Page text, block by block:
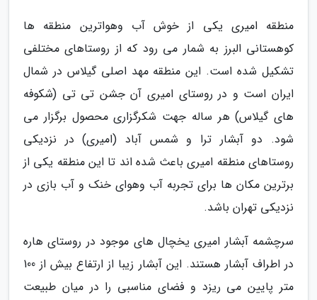
منطقه امیری یکی از خوش آب وهواترین منطقه ها
کوهستانی البرز به شمار می رود که از روستاهای مختلفی
تشکیل شده است. این منطقه مهد اصلی گیلاس در شمال
ایران است و در روستای امیری آن جشن تی تی (شکوفه
های گیلاس) هر ساله جهت شکرگزاری محصول برگزار می
شود. دو آبشار ترا و شمس آباد (امیری) در نزدیکی
روستاهای منطقه امیری باعث شده اند تا این منطقه یکی از
برترین مکان ها برای تجربه آب وهوای خنک و آب بازی در
نزدیکی تهران باشد.
سرچشمه آبشار امیری یخچال های موجود در روستای هاره
در اطراف آبشار هستند. این آبشار زیبا از ارتفاع بیش از 100
متر پایین می ریزد و فضای مناسبی را در میان طبیعت